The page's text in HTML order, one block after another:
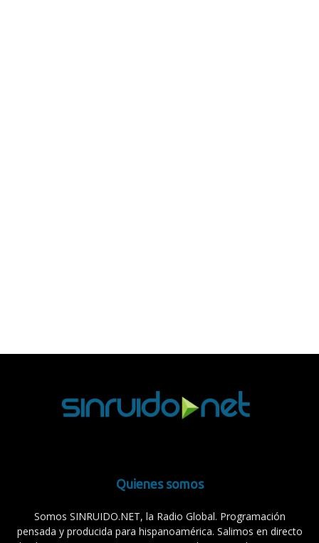
Quienes somos
Somos SINRUIDO.NET, la Radio Global. Programación
pensada y producida para hispanoamérica. Salimos en directo